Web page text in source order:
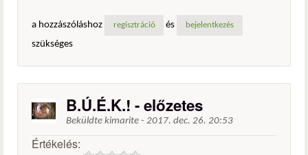
a hozzászóláshoz
regisztráció és bejelentkezés
szükséges
B.Ú.É.K.! - előzetes
Beküldte kimarite - 2017. dec. 26. 20:53
Értékelés: